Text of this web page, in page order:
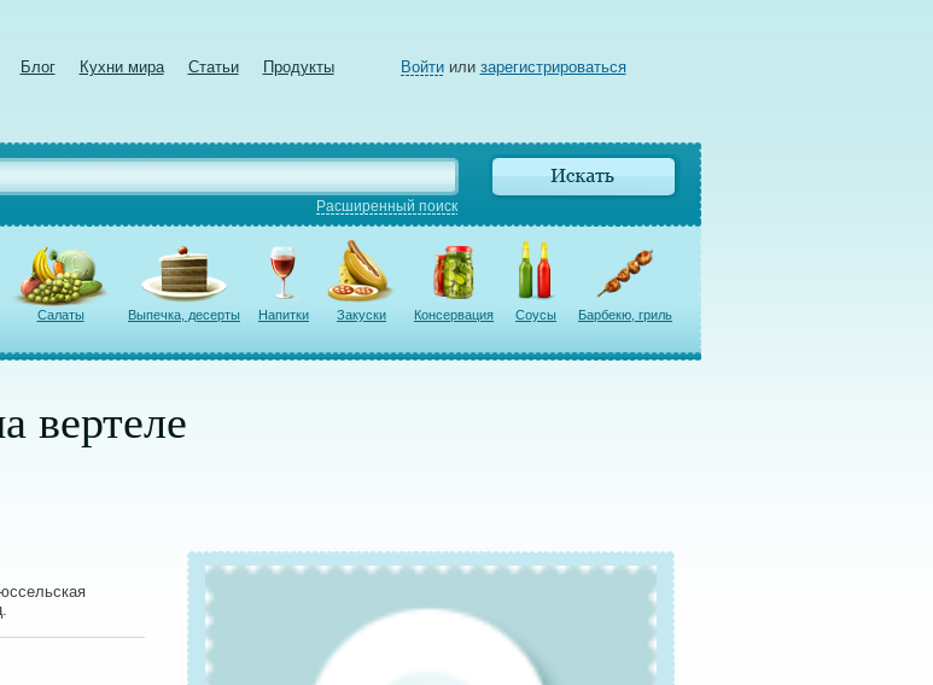
Блог Кухни мира Статьи Продукты Войтиили зарегистрироваться
Расширенный поиск
Салаты Выпечка, десерты Напитки Закуски Консервация Соусы Барбекю, гриль
вертеле